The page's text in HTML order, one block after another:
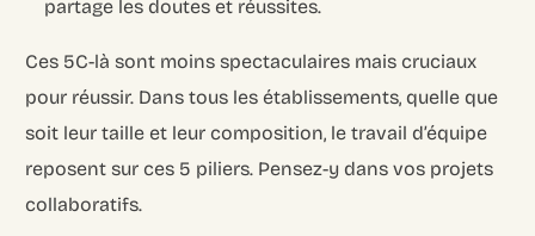
partage les doutes et réussites.
Ces 5C-là sont moins spectaculaires mais cruciaux
pour réussir. Dans tous les établissements, quelle que
soit leur taille et leur composition, le travail d’équipe
reposent sur ces 5 piliers. Pensez-y dans vos projets
collaboratifs.